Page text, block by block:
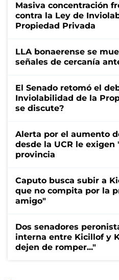
Masiva concentración
contra la Ley de
Propiedad Privada
LLA bonaerense se
señales de cercanía
El Senado retomó el
Inviolabilidad de la
se discute?
Alerta por el aumento
desde la UCR le exigen
provincia
Caputo busca subir a
que no compita por la
amigo"
Dos senadores
interna entre Kicillof y
dejen de romper..."